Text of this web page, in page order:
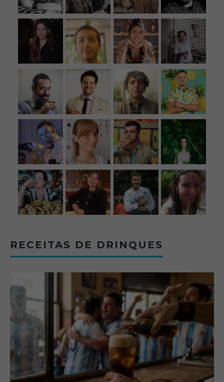
RECEITAS DE DRINQUES